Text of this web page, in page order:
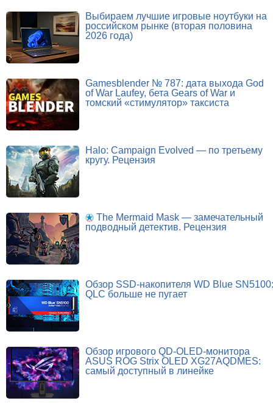
Выбираем лучшие игровые ноутбуки на
российском рынке (вторая половина
2026 года)
Gamesblender № 787: дата выхода God
of War Laufey, бета Gears of War и
томский «стимулятор» таксиста
Halo: Campaign Evolved — по третьему
кругу. Рецензия
The Mermaid Mask — замечательный
подводный детектив. Рецензия
Обзор SSD-накопителя WD Blue SN5100:
QLC больше не пугает
Обзор игрового QD-OLED-монитора
ASUS ROG Strix OLED XG27AQDMES:
самый доступный в линейке